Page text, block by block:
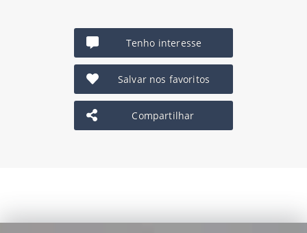
Tenho interesse
Salvar nos favoritos
Compartilhar